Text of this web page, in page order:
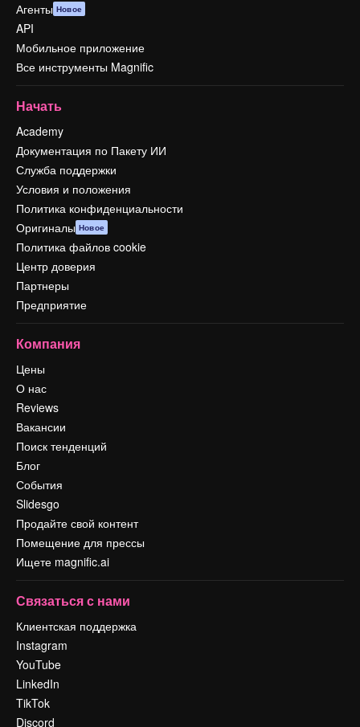
Агенты Новое
API
Мобильное приложение
Все инструменты Magnific
Начать
Academy
Документация по Пакету ИИ
Служба поддержки
Условия и положения
Политика конфиденциальности
Оригиналы Новое
Политика файлов cookie
Центр доверия
Партнеры
Предприятие
Компания
Цены
О нас
Reviews
Вакансии
Поиск тенденций
Блог
События
Slidesgo
Продайте свой контент
Помещение для прессы
Ищете magnific.ai
Связаться с нами
Клиентская поддержка
Instagram
YouTube
LinkedIn
TikTok
Discord